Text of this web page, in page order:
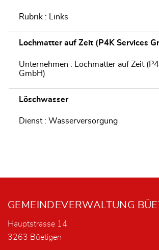
Rubrik : Links
Lochmatter auf Zeit (P4K Services
Unternehmen : Lochmatter auf Zeit
GmbH)
Löschwasser
Dienst : Wasserversorgung
Fusszeile
GEMEINDEVERWALTUNG
Hauptstrasse 14
3263 Büetigen